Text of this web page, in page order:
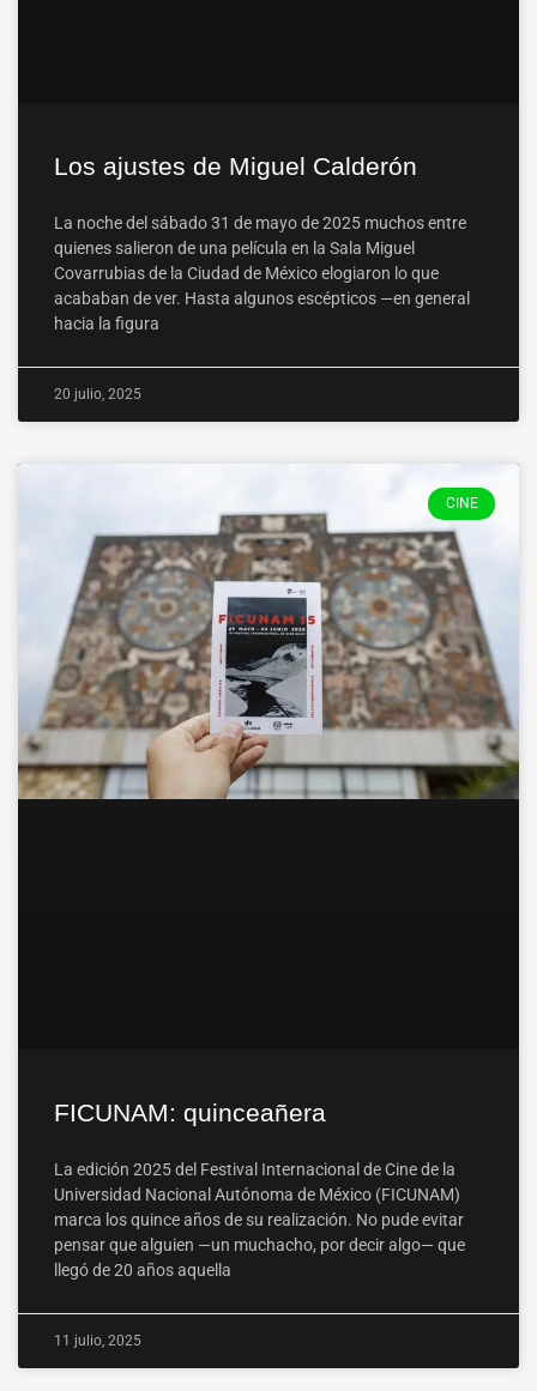
Los ajustes de Miguel Calderón
La noche del sábado 31 de mayo de 2025 muchos entre
quienes salieron de una película en la Sala Miguel
Covarrubias de la Ciudad de México elogiaron lo que
acababan de ver. Hasta algunos escépticos —en general
hacia la figura
20 julio, 2025
CINE
FICUNAM: quinceañera
La edición 2025 del Festival Internacional de Cine de la
Universidad Nacional Autónoma de México (FICUNAM)
marca los quince años de su realización. No pude evitar
pensar que alguien —un muchacho, por decir algo— que
llegó de 20 años aquella
11 julio, 2025